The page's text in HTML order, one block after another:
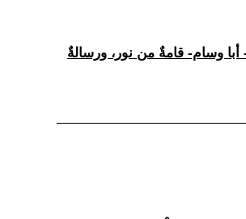
أبا وسام- قامةٌ من نور، ورسالةٌ